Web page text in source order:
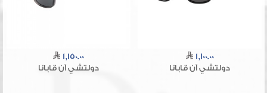
1,100.00
دولتشي آن قابانا
1,150.00
دولتشي آن قابانا